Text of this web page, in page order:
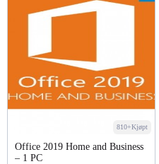
810+Kjøpt
Office 2019 Home and Business
– 1 PC